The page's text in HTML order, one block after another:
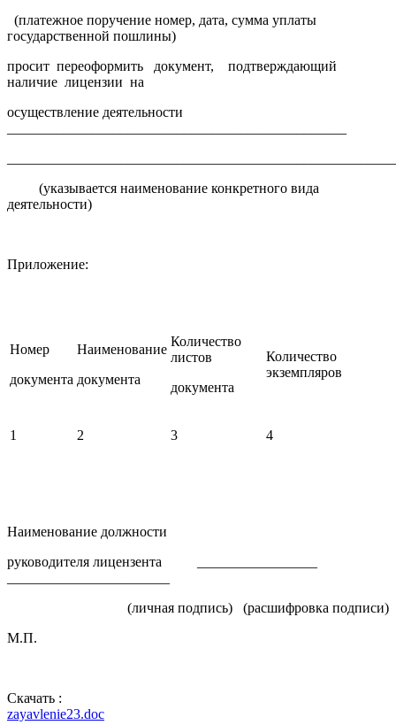
(платежное поручение номер, дата, сумма уплаты
государственной пошлины)
просит переоформить документ, подтверждающий
наличие лицензии на
осуществление деятельности
(указывается наименование конкретного вида
деятельности)
Приложение:
Номер
документа
Наименование
документа
Количество
листов
документа
Количество
экземпляров
1 2 3 4
Наименование должности
руководителя лицензента _________________
(личная подпись) (расшифровка подписи)
М.П.
Скачать :
zayavlenie23.doc